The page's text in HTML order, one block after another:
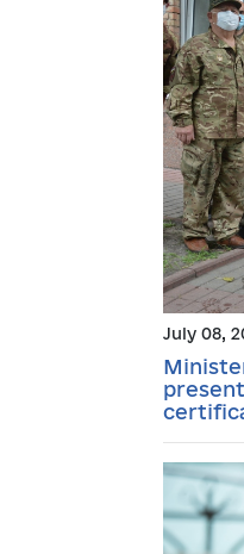
July 08,